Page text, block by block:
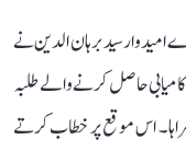
سید برہان الدین نے
حاصل کرنے والے طلبہ
سراہا۔ اس موقع پر خطاب کرتے